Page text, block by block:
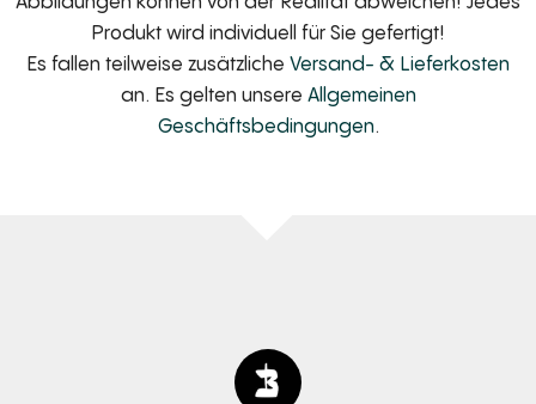
Produkt wird individuell für Sie gefertigt!
Es fallen teilweise zusätzliche Versand- & Lieferkosten
an. Es gelten unsere Allgemeinen
Geschäftsbedingungen.